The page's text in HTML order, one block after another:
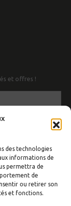
des technologies
informations de
permettra de
de
ou retirer son
et fonctions.
et offres !